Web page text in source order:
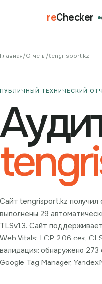
reChecker
Главная/Отчёты/tengrisport.kz
ПУБЛИЧНЫЙ ТЕХНИЧЕСКИЙ
Сайт tengrisport.kz получил
выполнены 29
TLSv1.3. Сайт
Web Vitals: LCP 2.06 сек,
валидация: обнаружено 273
Google Tag Manager,